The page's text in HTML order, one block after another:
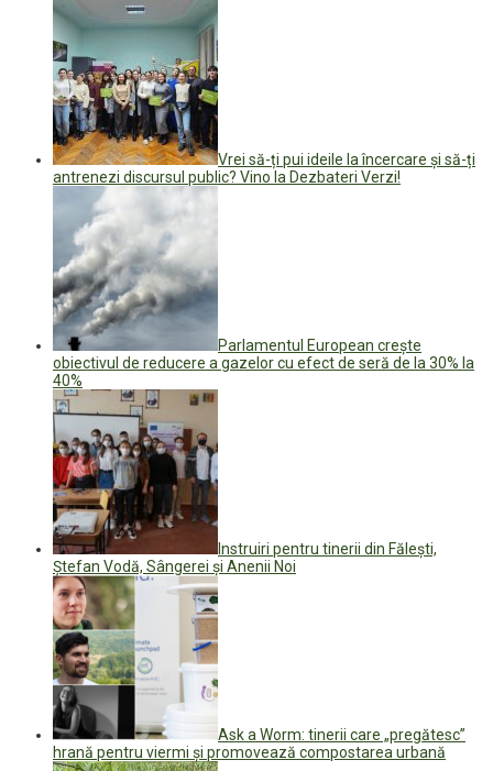
Vrei să-ți pui ideile la încercare și să-ți
antrenezi discursul public? Vino la Dezbateri Verzi!
Parlamentul European crește
obiectivul de reducere a gazelor cu efect de seră de la 30% la
40%
Instruiri pentru tinerii din Făleşti,
Ştefan Vodă, Sângerei şi Anenii Noi
Ask a Worm: tinerii care „pregătesc”
hrană pentru viermi și promovează compostarea urbană